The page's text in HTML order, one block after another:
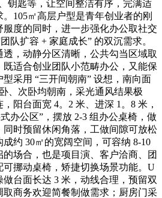
钥匙等，让空间整洁有序，完满适
105㎡高层户型是青年创业者的刚
度的同时，进一步强化办公取社交
队扩容 + 家庭成长” 的双沉需求。
，动静分区清晰，公共勾当区域取
适合创业团队小范畴办公，又能保
采用 “三开间朝南” 设想，南向面
、次卧均朝南，采光通风结果极
阳台面宽 4。2 米、进深 1。8 米，
办公区”，摆放 2-3 组办公桌椅，做
时预留休闲角落，工做间隙可放松
约 30㎡的宽阔空间，可容纳 8-10
场合，也是项目演、客户洽商、团
可挪动桌椅，矫捷切换场景功能。U
台面长达 3 米，动线合理，预留双
商务欢迎简餐制做需求；厨房门采